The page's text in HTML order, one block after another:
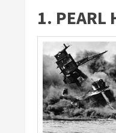
1. PEARL